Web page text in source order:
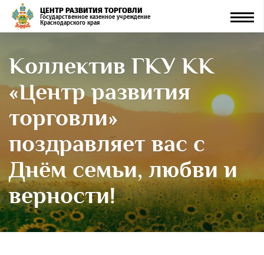
ЦЕНТР РАЗВИТИЯ ТОРГОВЛИ
Государственное казенное учреждение
Краснодарского края
Коллектив ГКУ КК
«Центр развития
торговли»
поздравляет вас с
Днём семьи, любви и
верности!